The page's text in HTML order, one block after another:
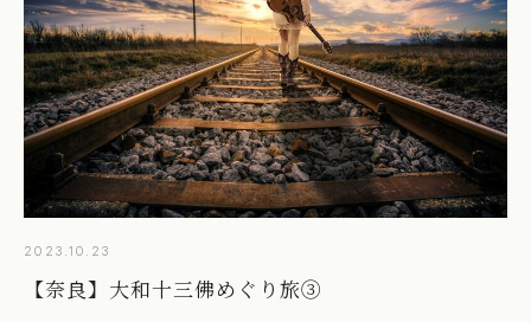
2023.10.23
【奈良】大和十三佛めぐり旅③